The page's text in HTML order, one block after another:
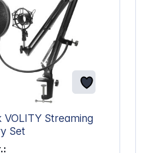
VOLITY Streaming
Set